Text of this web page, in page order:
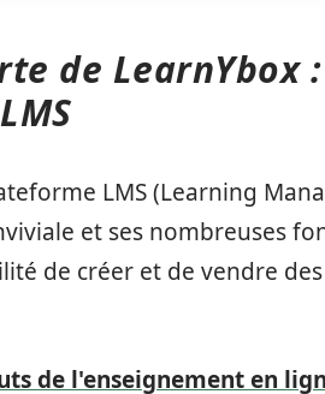
de LearnYbox
LMS (Learning
et ses nombreuses
de créer et de vendre
de l'enseignement en